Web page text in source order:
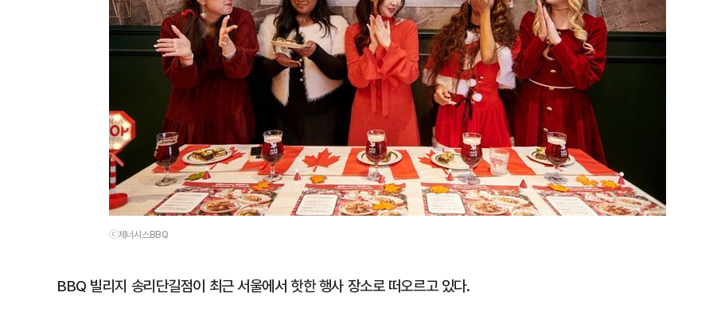
ⓒ제너시스BBQ
BBQ 빌리지 송리단길점이 최근 서울에서 핫한 행사 장소로 떠오르고 있다.
日 여성...무슨 일?
3
[데일리안 오늘뉴스 종합] 축
인 심판에 성접대 의혹, 李대
지율 하락 의식했나, 삼전닉스
물, SK하이닉스 프리마켓 시
점화, 김민석 "과반 승리 가
4
오세훈 '여론조사비 대납' 1심
된 '민주당 돈봉투 의혹'…왜?
5
외국인 심판에 성접대 의혹…
까지 얽힌 축구협회 '충격 민낯’